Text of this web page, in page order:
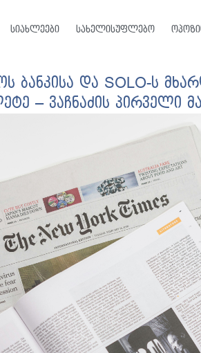
სიახლეები სახელისუფლებო
ბანკისა და SOLO-ს
– ვაჩნაძის პირველი